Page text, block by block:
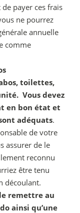
payer ces frais
ne pourrez
annuelle
comme
toilettes,
Vous devez
en bon état et
adéquats.
de votre
assurer de le
reconnu
être tenu
découlant.
remettre au
ainsi qu’une